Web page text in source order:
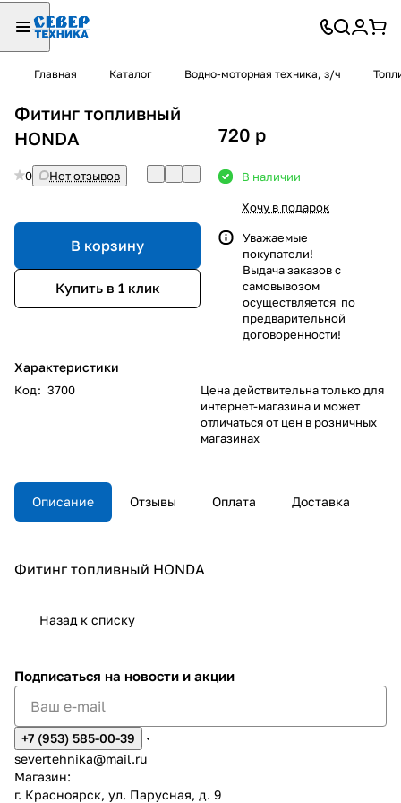
Главная Каталог Водно-моторная техника, з/ч
Фитинг топливный
HONDA
0 Нет отзывов
В корзину
Купить в 1 клик
Характеристики
Код: 3700
720 p
В наличии
Хочу в подарок
Уважаемые
покупатели!
Выдача заказов с
самовывозом
осуществляется по
предварительной
договоренности!
Цена действительна только для
интернет-магазина и может
отличаться от цен в розничных
магазинах
Описание Отзывы Оплата Доставка
Фитинг топливный HONDA
Назад к списку
Подписаться на новости и акции
+7 (953) 585-00-39
severtehnika@mail.ru
Магазин:
г. Красноярск, ул. Парусная, д. 9